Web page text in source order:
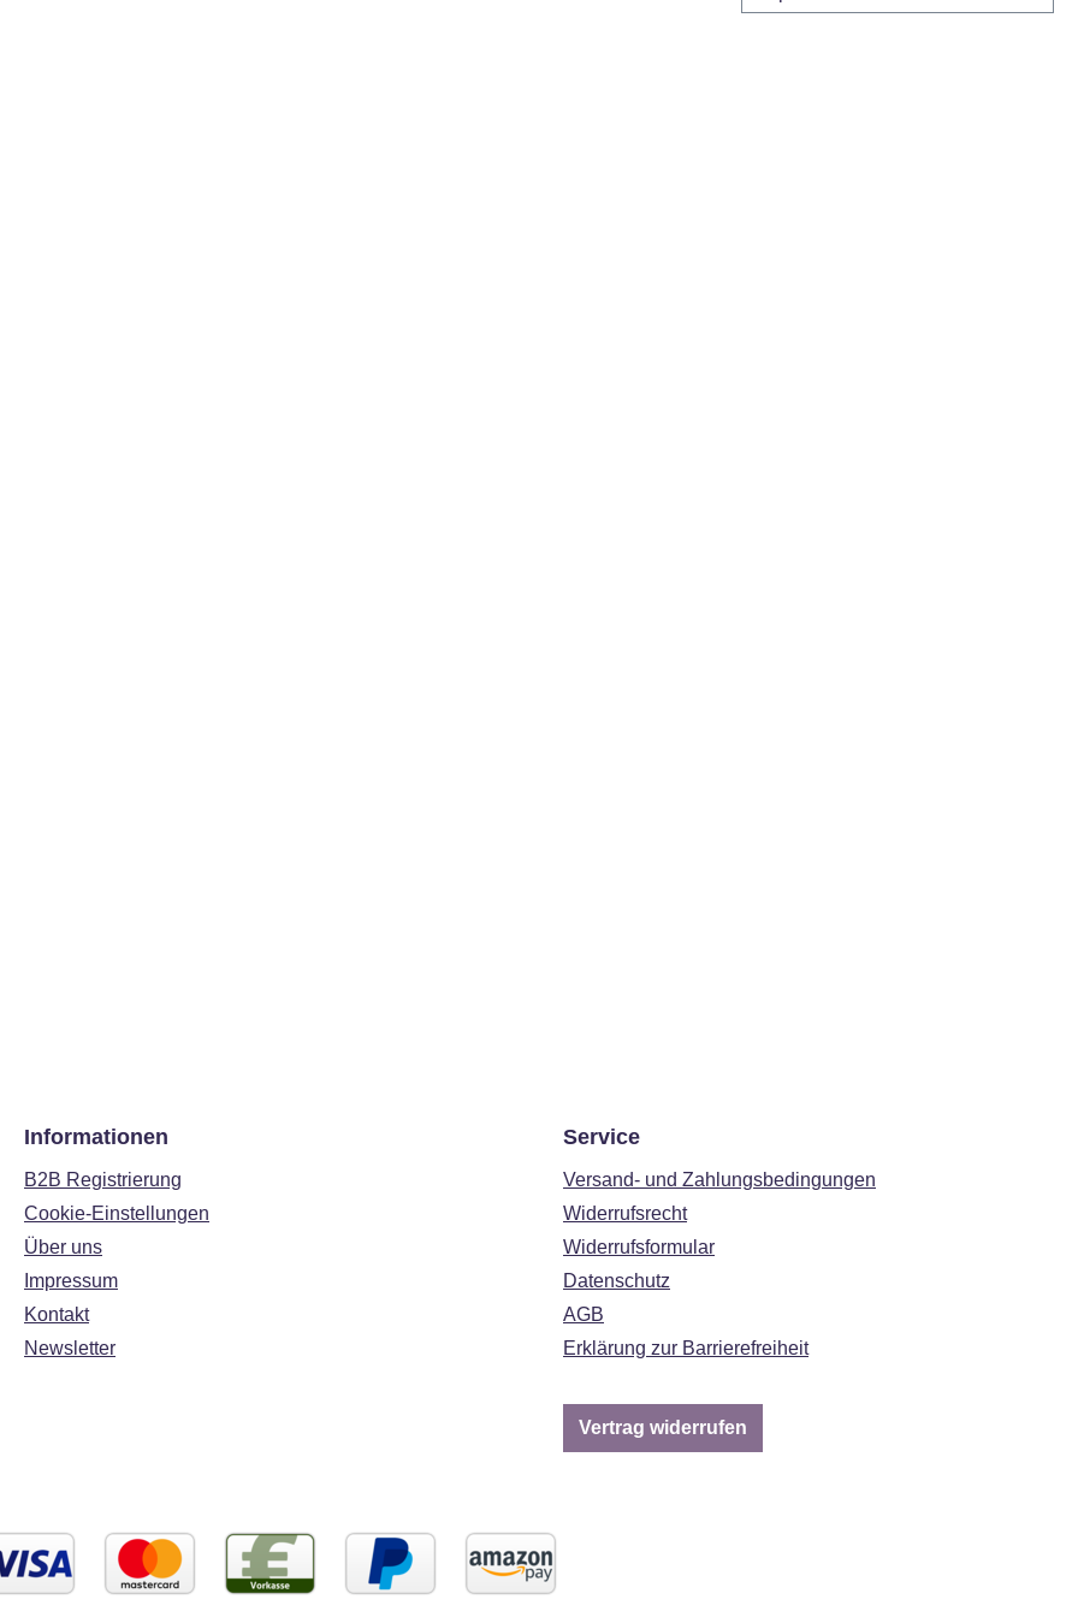
Informationen
B2B Registrierung
Cookie-Einstellungen
Über uns
Impressum
Kontakt
Newsletter
Service
Versand- und Zahlungsbedingungen
Widerrufsrecht
Widerrufsformular
Datenschutz
AGB
Erklärung zur Barrierefreiheit
Vertrag widerrufen